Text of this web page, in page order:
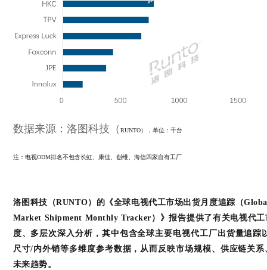
数据来源：洛图科技（ RUNTO），单位：千台
注：电视ODM排名不包含长虹、康佳、创维、海信四家自有工厂
洛图科技（RUNTO）的《全球电视代工市场出货月度追踪（
Market Shipment Monthly Tracker）》报告提供了有关电视代工
度、多层次深入分析，其中包含全球主要电视代工厂出货量追踪
尺寸/内外销等多维度参考数据，从而反映市场规模、供应链关系
未来趋势。